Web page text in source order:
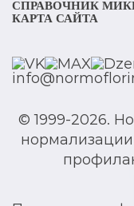
СПРАВОЧНИК
КАРТА САЙТА
© 1999-2026.